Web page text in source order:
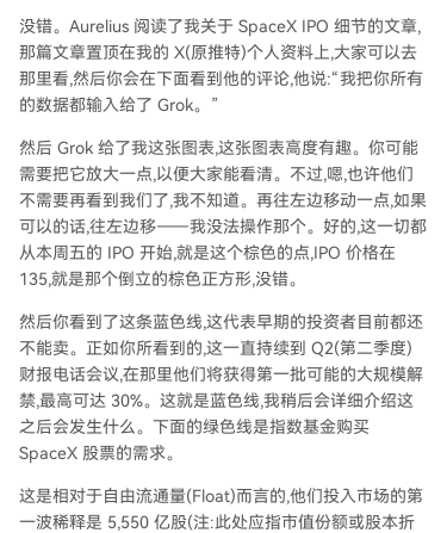
没错。Aurelius 阅读了我关于 SpaceX IPO 细节的文章,
那篇文章置顶在我的 X(原推特)个人资料上,大家可以去
那里看,然后你会在下面看到他的评论,他说:“我把你所有
的数据都输入给了 Grok。”
然后 Grok 给了我这张图表,这张图表高度有趣。你可能
需要把它放大一点,以便大家能看清。不过,嗯,也许他们
不需要再看到我们了,我不知道。再往左边移动一点,如果
可以的话,往左边移——我没法操作那个。好的,这一切都
从本周五的 IPO 开始,就是这个棕色的点,IPO 价格在
135,就是那个倒立的棕色正方形,没错。
然后你看到了这条蓝色线,这代表早期的投资者目前都还
不能卖。正如你所看到的,这一直持续到 Q2(第二季度)
财报电话会议,在那里他们将获得第一批可能的大规模解
禁,最高可达 30%。这就是蓝色线,我稍后会详细介绍这
之后会发生什么。下面的绿色线是指数基金购买
SpaceX 股票的需求。
这是相对于自由流通量(Float)而言的,他们投入市场的第
一波稀释是 5,550 亿股(注:此处应指市值份额或股本折